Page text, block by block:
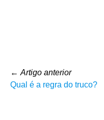
← Artigo anterior
Qual é a regra do truco?